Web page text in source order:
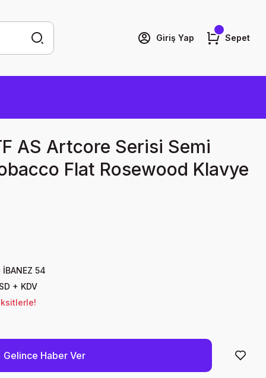
Giriş Yap Sepet
AS Artcore Serisi Semi
Flat Rosewood Klavye
İBANEZ 54
+ KDV
Gelince Haber Ver